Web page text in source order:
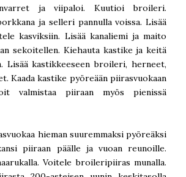
ja viipaloi. Kuutioi broileri.
ja selleri pannulla voissa. Lisää
kasviksiin. Lisää kanaliemi ja maito
sekoitellen. Kiehauta kastike ja keitä
Lisää kastikkeeseen broileri, herneet,
Kaada kastike pyöreään piirasvuokaan
valmistaa piiraan myös pienissä
hieman suuremmaksi pyöreäksi
piiraan päälle ja vuoan reunoille.
Voitele broileripiiras munalla.